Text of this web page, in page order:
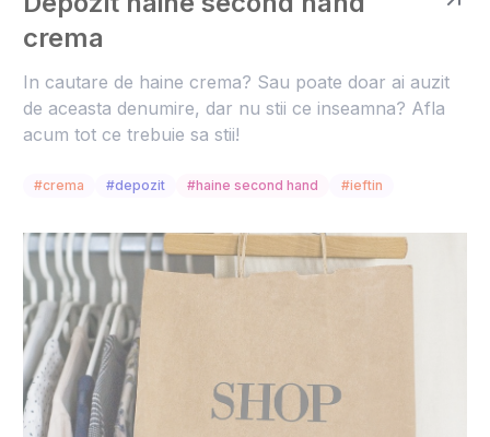
crema
In cautare de haine crema? Sau poate doar ai auzit
de aceasta denumire, dar nu stii ce inseamna? Afla
acum tot ce trebuie sa stii!
#crema #depozit #haine second hand #ieftin